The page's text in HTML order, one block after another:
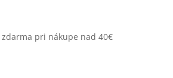
zdarma pri nákupe nad 40€